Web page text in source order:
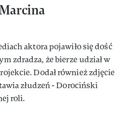
aktora pojawiło się dość
zdradza, że bierze udział w
Dodał również zdjęcie
złudzeń - Dorociński
roli.